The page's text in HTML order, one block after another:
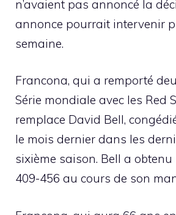
n’avaient pas annoncé la
annonce pourrait intervenir
semaine.
Francona, qui a remporté
Série mondiale avec les Red
remplace David Bell,
le mois dernier dans les
sixième saison. Bell a obtenu
409-456 au cours de son